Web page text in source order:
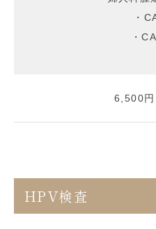
・
・
6,500円
HPV検査